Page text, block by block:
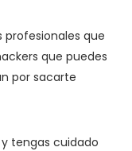
profesionales que
que puedes
por sacarte
tengas cuidado